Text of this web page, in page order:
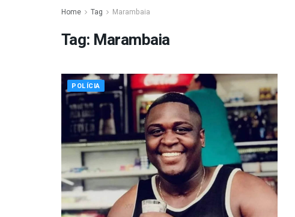
Home Tag Marambaia
Tag: Marambaia
POLÍCIA